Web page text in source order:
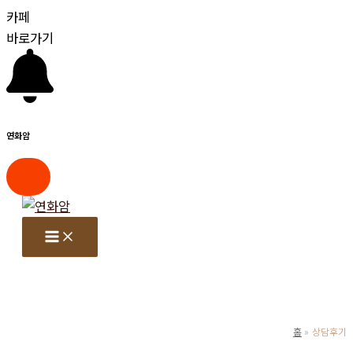
카페
바로가기
연화암
홈 상담후기